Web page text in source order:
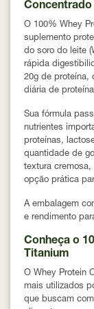
O 100% Whey
suplemento
do soro do leite
rápida
20g de proteína,
diária de
Sua fórmula
nutrientes
proteínas,
quantidade de
textura
opção prática
A embalagem
e rendimento
Conheça o
Titanium
O Whey Protein
mais utilizados
que buscam